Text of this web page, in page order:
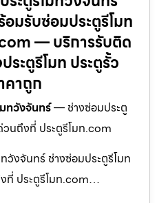
มรับซ่อมประตูรีโมท
— บริการรับติด
ะตูรีโมท ประตูรั้ว
คาถูก
ทวังจันทร์— ช่างซ่อมประตู
นถึงที่ ประตูรีโมท.com
วังจันทร์ ช่างซ่อมประตูรีโมท
ที่ ประตูรีโมท.com…